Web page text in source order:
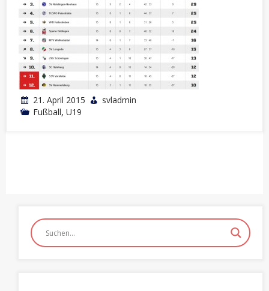
21. April 2015
svladmin
Fußball, U19